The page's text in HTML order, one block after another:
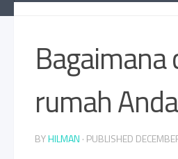
rumah Anda
BYHILMAN · PUBLISHED